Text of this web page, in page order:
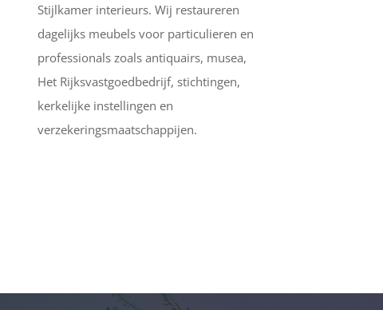
Stijlkamer interieurs. Wij restaureren
dagelijks meubels voor particulieren en
professionals zoals antiquairs, musea,
Het Rijksvastgoedbedrijf, stichtingen,
kerkelijke instellingen en
verzekeringsmaatschappijen.